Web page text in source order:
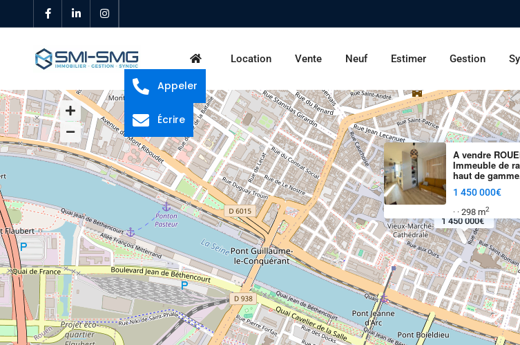
Location Vente Neuf Estimer Gestion
1 450 000€
A vendre
Immeuble de
haut de
1 450 000€
· · 298 m2
Appeler
Écrire